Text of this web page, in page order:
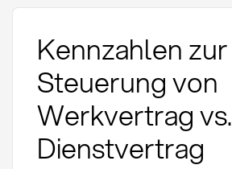
Kennzahlen zur
Steuerung von
Werkvertrag vs.
Dienstvertrag